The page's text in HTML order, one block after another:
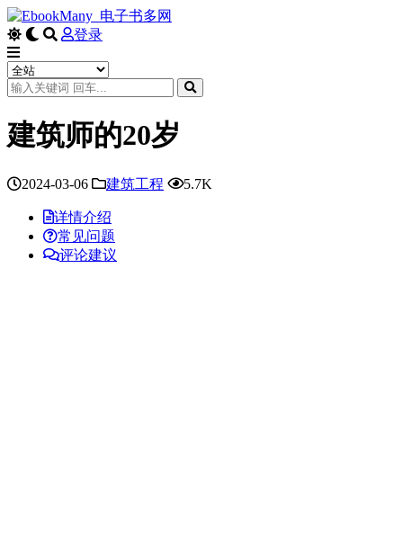
登录
建筑师的20岁
2024-03-06 建筑工程 5.7K
详情介绍
常见问题
评论建议